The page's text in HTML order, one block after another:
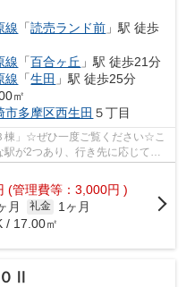
線 「読売ランド前 」駅 徒歩
線 「百合ヶ丘 」駅 徒歩21分
線 「生田 」駅 徒歩25分
㎡
市多摩区西生田 ５丁目
棟」☆ぜひ一度ご覧ください☆こ
が2つあり、行き先に応じて乗
...
(管理費等：3,000円 )
月 礼金
1ヶ月
/ 17.00㎡
Ⅱ